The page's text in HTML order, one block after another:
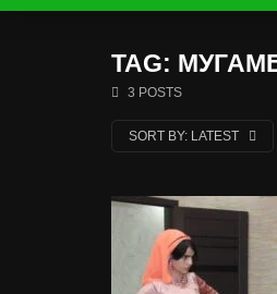
TAG:
3 POSTS
SORT BY: LATEST